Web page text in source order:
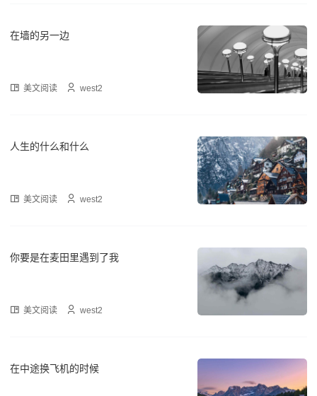
在墙的另一边
美文阅读 west2
人生的什么和什么
美文阅读 west2
你要是在麦田里遇到了我
美文阅读 west2
在中途换飞机的时候